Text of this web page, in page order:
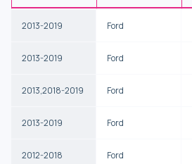
2013-2019 Ford
2013-2019 Ford
2013,2018-2019 Ford
2013-2019 Ford
2012-2018 Ford